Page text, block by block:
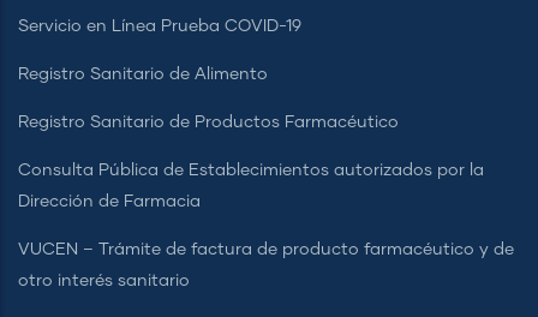
Servicio en Línea Prueba COVID-19
Registro Sanitario de Alimento
Registro Sanitario de Productos Farmacéutico
Consulta Pública de Establecimientos autorizados por la
Dirección de Farmacia
VUCEN – Trámite de factura de producto farmacéutico y de
otro interés sanitario